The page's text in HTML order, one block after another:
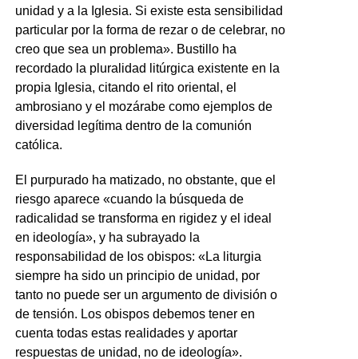
unidad y a la Iglesia. Si existe esta sensibilidad
particular por la forma de rezar o de celebrar, no
creo que sea un problema». Bustillo ha
recordado la pluralidad litúrgica existente en la
propia Iglesia, citando el rito oriental, el
ambrosiano y el mozárabe como ejemplos de
diversidad legítima dentro de la comunión
católica.
El purpurado ha matizado, no obstante, que el
riesgo aparece «cuando la búsqueda de
radicalidad se transforma en rigidez y el ideal
en ideología», y ha subrayado la
responsabilidad de los obispos: «La liturgia
siempre ha sido un principio de unidad, por
tanto no puede ser un argumento de división o
de tensión. Los obispos debemos tener en
cuenta todas estas realidades y aportar
respuestas de unidad, no de ideología».